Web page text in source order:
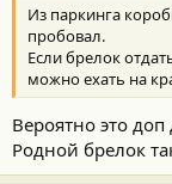
Из паркинга
пробовал.
Если брелок
можно ехать на
Вероятно это доп
Родной брелок